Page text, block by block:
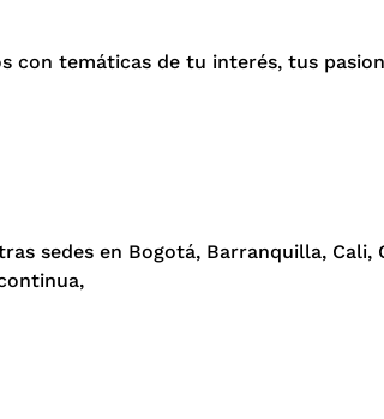
con temáticas de tu interés, tus
sedes en Bogotá, Barranquilla,